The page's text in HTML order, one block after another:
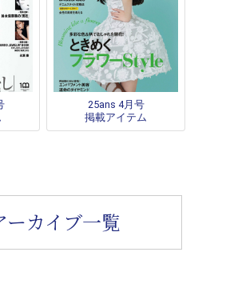
25ans 4月号
掲載アイテム
ーカイブ一覧